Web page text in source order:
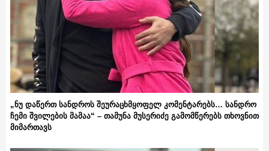
„ნუ დაწერთ სანდროს შეურაცხმყოფელ კომენტარებს… სანდრო
ჩემი შვილების მამაა“ – თამუნა მუსერიძე გამომწერებს თხოვნით
მიმართავს